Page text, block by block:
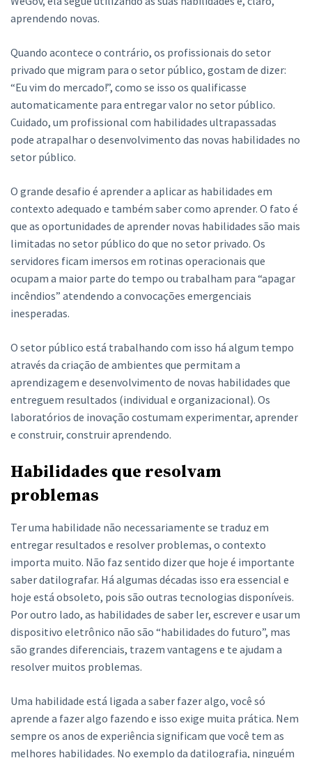
aprendendo novas.
Quando acontece o contrário, os profissionais do setor
privado que migram para o setor público, gostam de dizer:
“Eu vim do mercado!”, como se isso os qualificasse
automaticamente para entregar valor no setor público.
Cuidado, um profissional com habilidades ultrapassadas
pode atrapalhar o desenvolvimento das novas habilidades no
setor público.
O grande desafio é aprender a aplicar as habilidades em
contexto adequado e também saber como aprender. O fato é
que as oportunidades de aprender novas habilidades são mais
limitadas no setor público do que no setor privado. Os
servidores ficam imersos em rotinas operacionais que
ocupam a maior parte do tempo ou trabalham para “apagar
incêndios” atendendo a convocações emergenciais
inesperadas.
O setor público está trabalhando com isso há algum tempo
através da criação de ambientes que permitam a
aprendizagem e desenvolvimento de novas habilidades que
entreguem resultados (individual e organizacional). Os
laboratórios de inovação costumam experimentar, aprender
e construir, construir aprendendo.
Habilidades que resolvam
problemas
Ter uma habilidade não necessariamente se traduz em
entregar resultados e resolver problemas, o contexto
importa muito. Não faz sentido dizer que hoje é importante
saber datilografar. Há algumas décadas isso era essencial e
hoje está obsoleto, pois são outras tecnologias disponíveis.
Por outro lado, as habilidades de saber ler, escrever e usar um
dispositivo eletrônico não são “habilidades do futuro”, mas
são grandes diferenciais, trazem vantagens e te ajudam a
resolver muitos problemas.
Uma habilidade está ligada a saber fazer algo, você só
aprende a fazer algo fazendo e isso exige muita prática. Nem
sempre os anos de experiência significam que você tem as
melhores habilidades. No exemplo da datilografia, ninguém